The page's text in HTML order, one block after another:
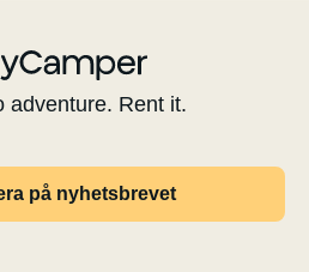
adventure. Rent it.
på nyhetsbrevet